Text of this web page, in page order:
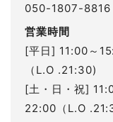
050-1807-8816
営業時間
[平日] 11:00～
（L.O .21:30)
[土・日・祝]
22:00（L.O